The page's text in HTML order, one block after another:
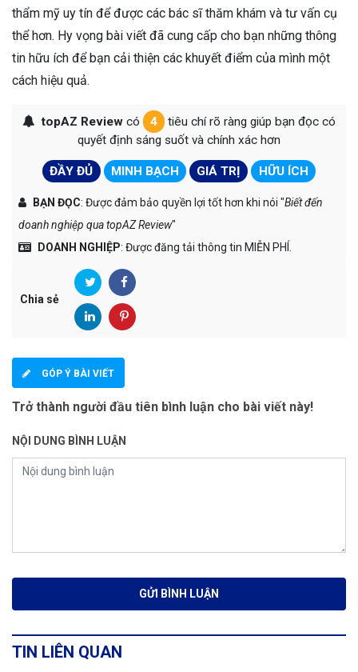
thẩm mỹ uy tín để được các bác sĩ thăm khám và tư vấn cụ
thể hơn. Hy vọng bài viết đã cung cấp cho bạn những thông
tin hữu ích để bạn cải thiện các khuyết điểm của mình một
cách hiệu quả.
topAZ Reviewcó 4
tiêu chí rõ ràng giúp bạn đọc có
quyết định sáng suốt và chính xác hơn
ĐẦY ĐỦ MINH BẠCH GIÁ TRỊ HỮU ÍCH
BẠN ĐỌC: Được đảm bảo quyền lợi tốt hơn khi nói "Biết đến
doanh nghiệp qua topAZ Review"
DOANH NGHIỆP: Được đăng tải thông tin MIỄN PHÍ.
Chia sẻ
GÓP Ý BÀI VIẾT
Trở thành người đầu tiên bình luận cho bài viết này!
NỘI DUNG BÌNH LUẬN
TIN LIÊN QUAN